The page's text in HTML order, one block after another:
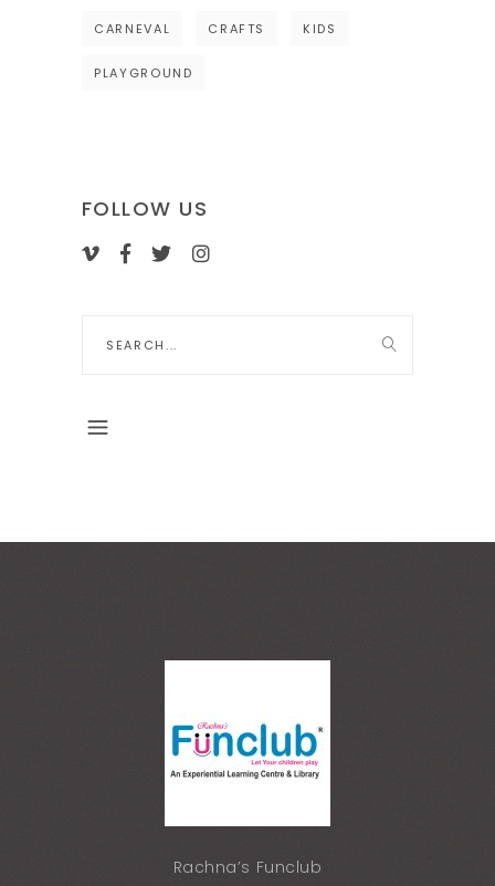
CARNEVAL CRAFTS KIDS
PLAYGROUND
FOLLOW US
Rachna’s Funclub